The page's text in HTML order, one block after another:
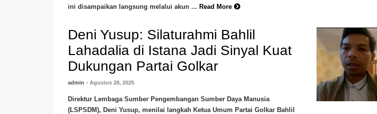
ini disampaikan langsung melalui akun ... Read More
Deni Yusup: Silaturahmi Bahlil
Lahadalia di Istana Jadi Sinyal Kuat
Dukungan Partai Golkar
admin - Agustus 28, 2025
Direktur Lembaga Sumber Pengembangan Sumber Daya Manusia
(LSPSDM), Deni Yusup, menilai langkah Ketua Umum Partai Golkar Bahlil